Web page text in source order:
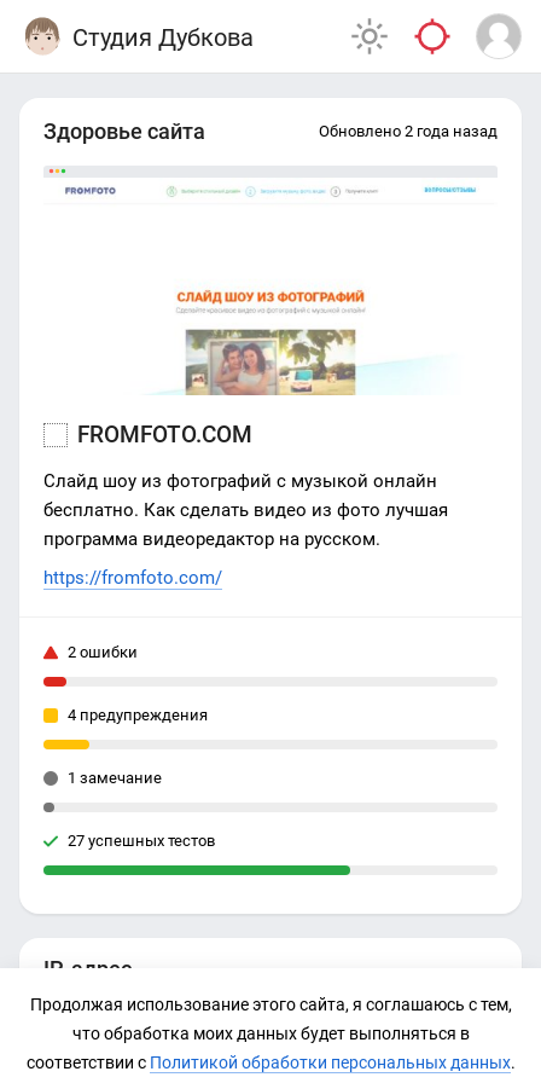
Студия Дубкова
IP-адрес
185.186.141.4
Здоровье сайта Обновлено 2 года назад
FROMFOTO.COM
Слайд шоу из фотографий с музыкой онлайн
бесплатно. Как сделать видео из фото лучшая
программа видеоредактор на русском.
https://fromfoto.com/
2 ошибки
4 предупреждения
1 замечание
27 успешных тестов
Продолжая использование этого сайта, я соглашаюсь с тем,
что обработка моих данных будет выполняться в
соответствии с Политикой обработки персональных данных.